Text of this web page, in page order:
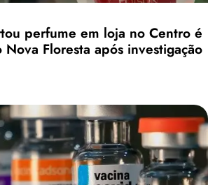
perfume em loja no Centro é
Floresta após investigação